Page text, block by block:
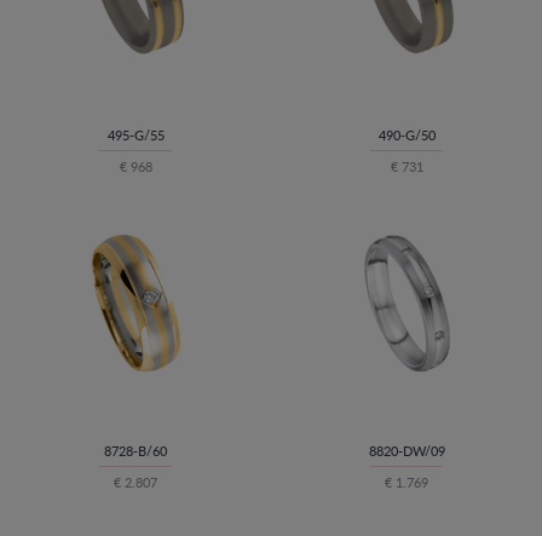
495-G/55
€ 968
490-G/50
€ 731
8728-B/60
€ 2.807
8820-DW/09
€ 1.769